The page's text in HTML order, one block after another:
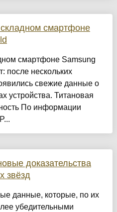
смартфоне
смартфоне Samsung
после нескольких
свежие данные о
устройства. Титановая
По информации
доказательства
звёзд
данные, которые, по их
убедительными